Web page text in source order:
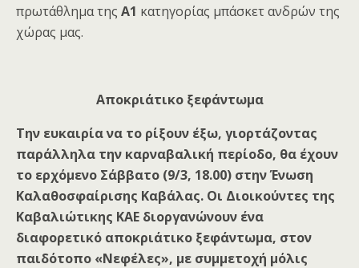
πρωτάθλημα της Α1 κατηγορίας μπάσκετ ανδρών της
χώρας μας.
Αποκριάτικο ξεφάντωμα
Την ευκαιρία να το ρίξουν έξω, γιορτάζοντας
παράλληλα την καρναβαλική περίοδο, θα έχουν
το ερχόμενο Σάββατο (9/3, 18.00) στην Ένωση
Καλαθοσφαίρισης Καβάλας. Οι Διοικούντες της
Καβαλιώτικης ΚΑΕ διοργανώνουν ένα
διαφορετικό αποκριάτικο ξεφάντωμα, στον
παιδότοπο «Νεφέλες», με συμμετοχή μόλις